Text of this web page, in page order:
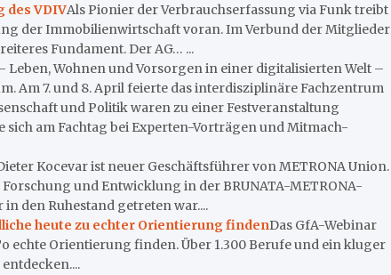
des VDIVAls Pionier der Verbrauchserfassung via Funk treibt
der Immobilienwirtschaft voran. Im Verbund der Mitglieder
Fundament. Der AG… ...
Leben, Wohnen und Vorsorgen in einer digitalisierten Welt –
Am 7. und 8. April feierte das interdisziplinäre Fachzentrum
und Politik waren zu einer Festveranstaltung
am Fachtag bei Experten-Vorträgen und Mitmach-
Kocevar ist neuer Geschäftsführer von METRONA Union.
und Entwicklung in der BRUNATA-METRONA-
den Ruhestand getreten war....
heute zu echter Orientierung findenDas GfA-Webinar
echte Orientierung finden. Über 1.300 Berufe und ein kluger